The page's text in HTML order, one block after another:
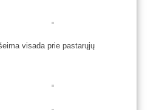
visada prie pastarųjų